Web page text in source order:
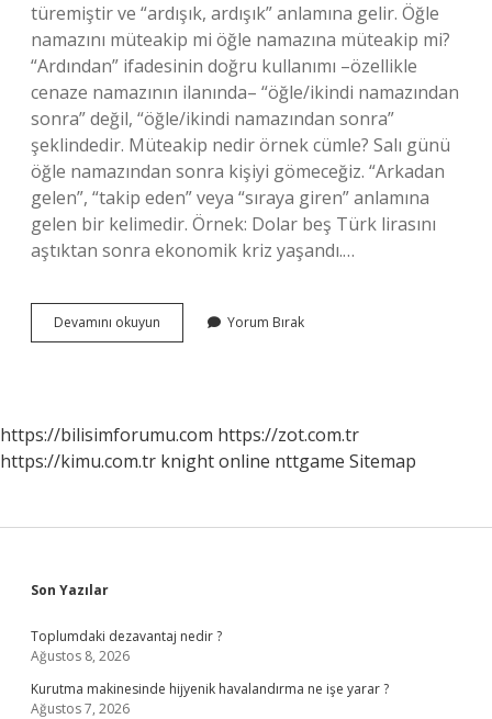
türemiştir ve “ardışık, ardışık” anlamına gelir. Öğle
namazını müteakip mi öğle namazına müteakip mi?
“Ardından” ifadesinin doğru kullanımı –özellikle
cenaze namazının ilanında– “öğle/ikindi namazından
sonra” değil, “öğle/ikindi namazından sonra”
şeklindedir. Müteakip nedir örnek cümle? Salı günü
öğle namazından sonra kişiyi gömeceğiz. “Arkadan
gelen”, “takip eden” veya “sıraya giren” anlamına
gelen bir kelimedir. Örnek: Dolar beş Türk lirasını
aştıktan sonra ekonomik kriz yaşandı.…
Devamını okuyun Müteakip
Nasıl
Yorum Bırak
https://bilisimforumu.com https://zot.com.tr
https://kimu.com.tr knight online nttgame Sitemap
Sidebar
Son Yazılar
Toplumdaki dezavantaj nedir ?
Ağustos 8, 2026
Kurutma makinesinde hijyenik havalandırma ne işe yarar ?
Ağustos 7, 2026